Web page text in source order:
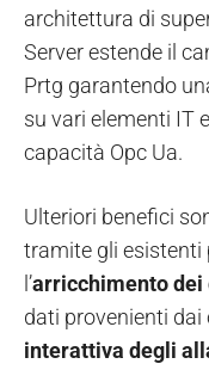
architettura di
Server estende il
Prtg garantendo
su vari elementi IT
capacità Opc Ua.
Ulteriori benefici
tramite gli esistenti
l’arricchimento dei
dati provenienti
interattiva degli